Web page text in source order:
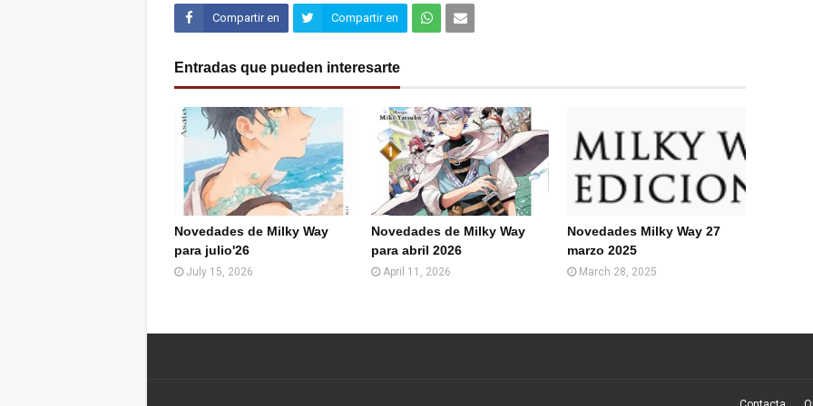
Compartir en Compartir en
en
What
sApp
(Web
por
Email
Entradas que pueden interesarte
Novedades de Milky Way
para julio'26
July 15, 2026
Novedades de Milky Way
para abril 2026
April 11, 2026
Novedades Milky Way 27
marzo 2025
March 28, 2025